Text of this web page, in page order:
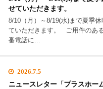
せていただきます。
8/10（月）～8/19(水)まで夏季
ていただきます。 ご用件のあ
番電話に…
2026.7.5
ニュースレター「プラスホー